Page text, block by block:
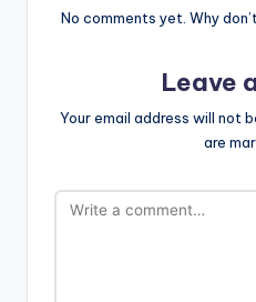
No comments yet. Why
Leave
Your email address will not
are